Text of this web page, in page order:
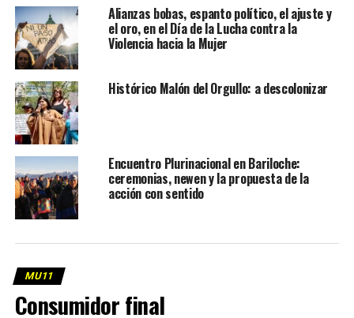
Alianzas bobas, espanto político, el ajuste y
el oro, en el Día de la Lucha contra la
Violencia hacia la Mujer
Histórico Malón del Orgullo: a descolonizar
Encuentro Plurinacional en Bariloche:
ceremonias, newen y la propuesta de la
acción con sentido
MU11
Consumidor final